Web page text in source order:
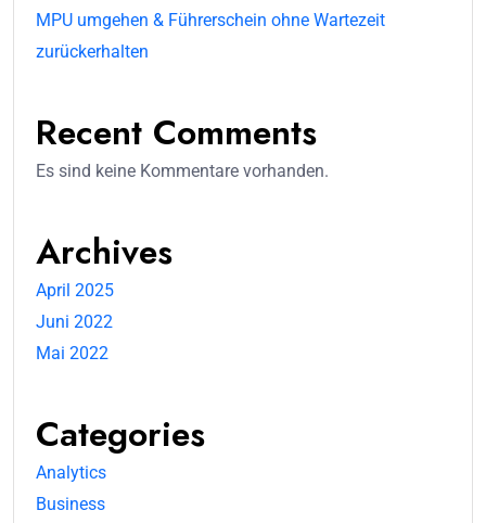
MPU umgehen & Führerschein ohne Wartezeit
zurückerhalten
Recent Comments
Es sind keine Kommentare vorhanden.
Archives
April 2025
Juni 2022
Mai 2022
Categories
Analytics
Business